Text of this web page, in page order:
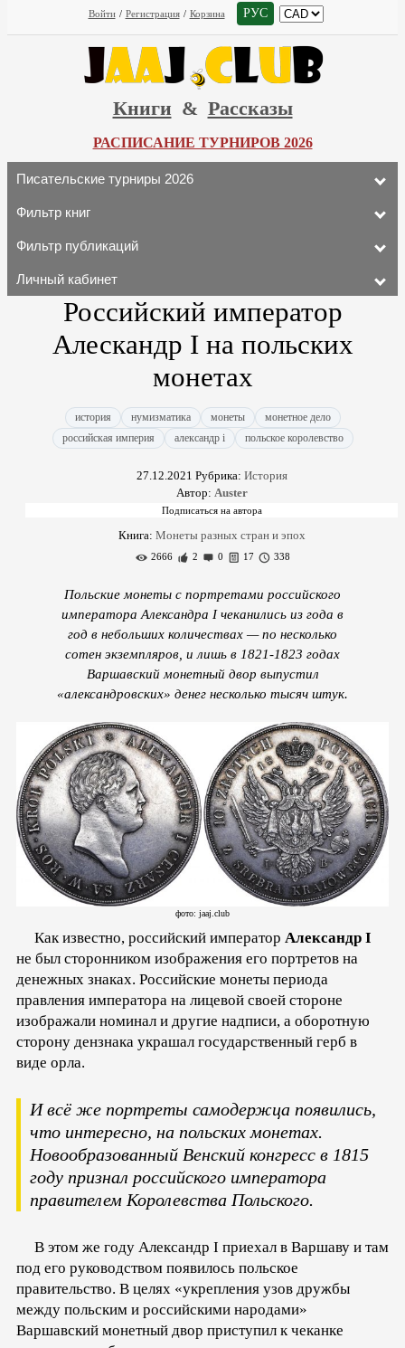
Войти / Регистрация / Корзина РУС
Книги & Рассказы
РАСПИСАНИЕ ТУРНИРОВ 2026
Писательские турниры 2026
Фильтр книг
Фильтр публикаций
Личный кабинет
Российский император
Алескандр I на польских
монетах
история нумизматика монеты
монетное дело
российская империя
александр i польское королевство
27.12.2021 Рубрика: История
Автор: Auster
Книга: Монеты разных стран и эпох
2666 2 0 17 338
Польские монеты с портретами российского
императора Александра I чеканились из года в
год в небольших количествах — по несколько
сотен экземпляров, и лишь в 1821-1823 годах
Варшавский монетный двор выпустил
«александровских» денег несколько тысяч штук.
фото: jaaj.club
Как известно, российский император Александр I
не был сторонником изображения его портретов на
денежных знаках. Российские монеты периода
правления императора на лицевой своей стороне
изображали номинал и другие надписи, а оборотную
сторону дензнака украшал государственный герб в
виде орла.
И всё же портреты самодержца появились,
что интересно, на польских монетах.
Новообразованный Венский конгресс в 1815
году признал российского императора
правителем Королевства Польского.
В этом же году Александр I приехал в Варшаву и там
под его руководством появилось польское
правительство. В целях «укрепления узов дружбы
между польским и российскими народами»
Варшавский монетный двор приступил к чеканке